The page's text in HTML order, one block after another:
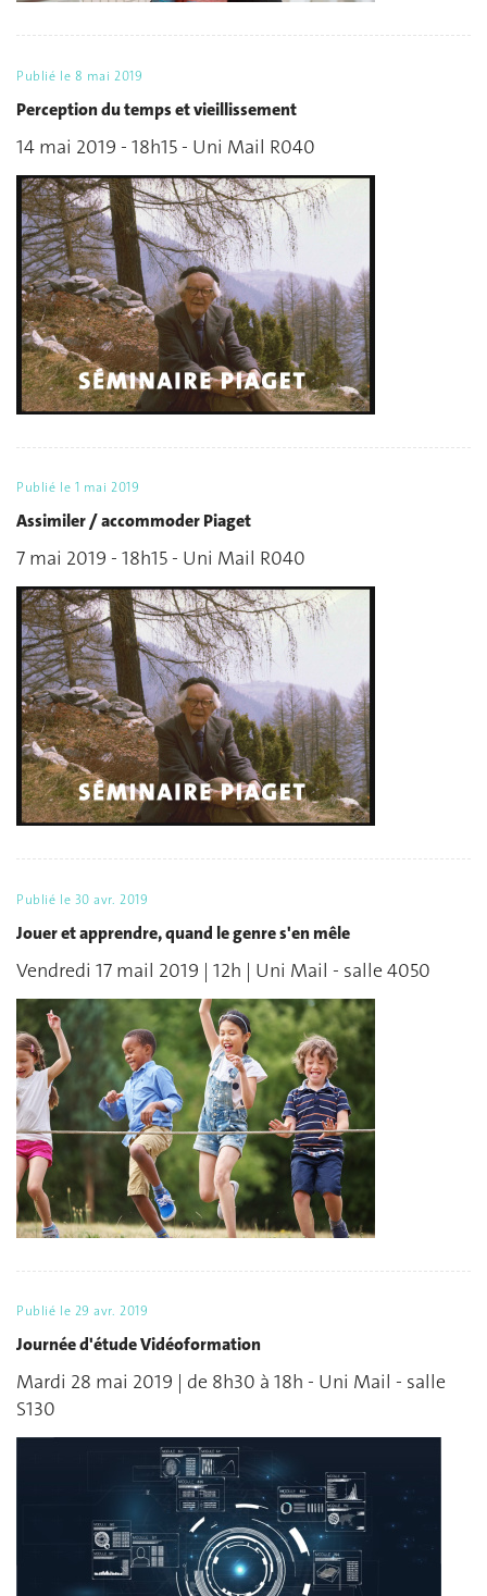
Publié le 8 mai 2019
Perception du temps et vieillissement
14 mai 2019 - 18h15 - Uni Mail R040
Publié le 1 mai 2019
Assimiler / accommoder Piaget
7 mai 2019 - 18h15 - Uni Mail R040
Publié le 30 avr. 2019
Jouer et apprendre, quand le genre s'en mêle
Vendredi 17 mail 2019 | 12h | Uni Mail - salle 4050
Publié le 29 avr. 2019
Journée d'étude Vidéoformation
Mardi 28 mai 2019 | de 8h30 à 18h - Uni Mail - salle
S130